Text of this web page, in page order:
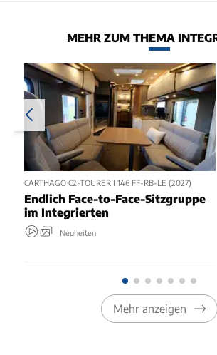
MEHR ZUM THEMA
CARTHAGO C2-TOURER I 146 FF-RB-LE (2027)
Endlich Face-to-Face-Sitzgruppe
im Integrierten
Neuheiten
Mehr anzeigen